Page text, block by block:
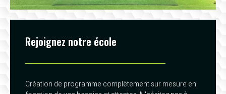
Rejoignez notre école
Création de programme complètement sur mesure en